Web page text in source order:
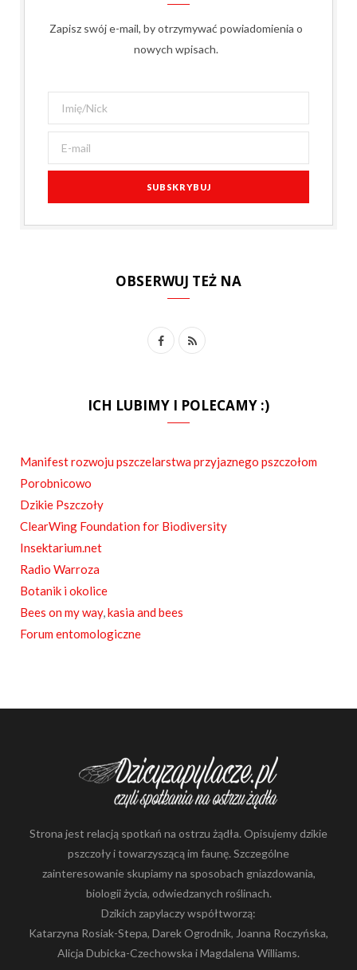
Zapisz swój e-mail, by otrzymywać powiadomienia o
nowych wpisach.
OBSERWUJ TEŻ NA
F
e
k
R
ICH LUBIMY I POLECAMY :)
Manifest rozwoju pszczelarstwa przyjaznego pszczołom
Porobnicowo
Dzikie Pszczoły
ClearWing Foundation for Biodiversity
Insektarium.net
Radio Warroza
Botanik i okolice
Bees on my way,kasia and bees
Forum entomologiczne
Strona jest relacją spotkań na ostrzu żądła. Opisujemy dzikie
pszczoły i towarzyszącą im faunę. Szczególne
zainteresowanie skupiamy na sposobach gniazdowania,
biologii życia, odwiedzanych roślinach.
Dzikich zapylaczy współtworzą:
Katarzyna Rosiak-Stepa, Darek Ogrodnik, Joanna Roczyńska,
Alicja Dubicka-Czechowska i Magdalena Williams.